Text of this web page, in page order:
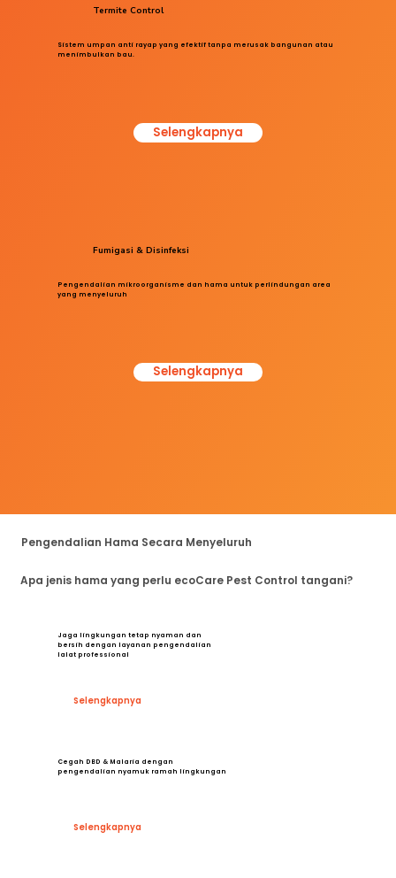
Sistem umpan anti rayap yang efektif tanpa merusak bangunan atau
menimbulkan bau.
Termite Control
Selengkapnya
Pengendalian mikroorganisme dan hama untuk perlindungan area
yang menyeluruh
Fumigasi & Disinfeksi
Selengkapnya
Jaga lingkungan tetap nyaman dan
bersih dengan layanan pengendalian
lalat professional
Selengkapnya
Cegah DBD & Malaria dengan
pengendalian nyamuk ramah lingkungan
Selengkapnya
Pengendalian Hama Secara Menyeluruh
Apa jenis hama yang perlu ecoCare Pest Control tangani?